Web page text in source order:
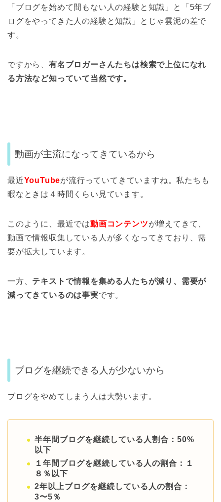
「ブログを始めて間もない人の経験と知識」と「5年ブ
ログをやってきた人の経験と知識」とじゃ雲泥の差で
す。
ですから、 有名ブロガーさんたちは検索で上位になれ
る方法など知っていて当然です。
動画が主流になってきているから
最近YouTubeが流行っていてきていますね。私たちも
暇なときは４時間くらい見ています。
このように、最近では動画コンテンツが増えてきて、
動画で情報収集している人が多くなってきており、需
要が拡大しています。
一方、 テキストで情報を集める人たちが減り、需要が
減ってきているのは事実です。
ブログを継続できる人が少ないから
ブログをやめてしまう人は大勢います。
半年間ブログを継続している人割合：50%
以下
１年間ブログを継続している人の割合：１
８％以下
2年以上ブログを継続している人の割合：
3〜5％